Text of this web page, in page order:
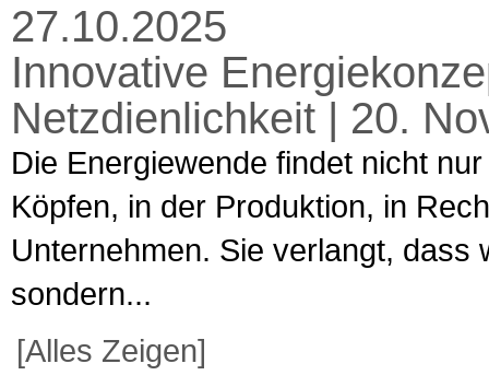
27.10.2025
Innovative
Netzdienlichkeit | 20.
Die Energiewende findet nicht
Köpfen, in der Produktion, in
Unternehmen. Sie verlangt,
sondern...
[Alles Zeigen]